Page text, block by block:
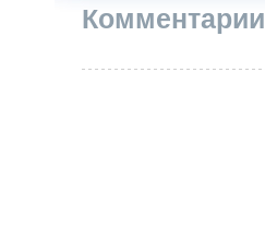
Комментарии